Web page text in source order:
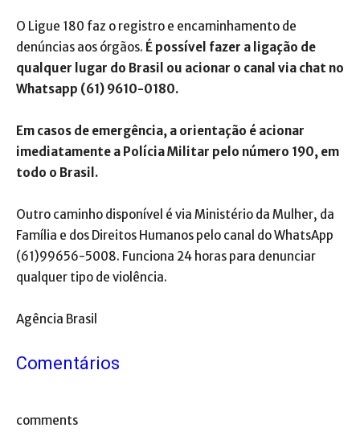
O Ligue 180 faz o registro e encaminhamento de
denúncias aos órgãos. É possível fazer a ligação de
qualquer lugar do Brasil ou acionar o canal via chat no
Whatsapp (61) 9610-0180.
Em casos de emergência, a orientação é acionar
imediatamente a Polícia Militar pelo número 190, em
todo o Brasil.
Outro caminho disponível é via Ministério da Mulher, da
Família e dos Direitos Humanos pelo canal do WhatsApp
(61)99656-5008. Funciona 24 horas para denunciar
qualquer tipo de violência.
Agência Brasil
Comentários
comments